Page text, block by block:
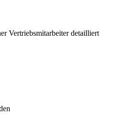
Vertriebsmitarbeiter detailliert